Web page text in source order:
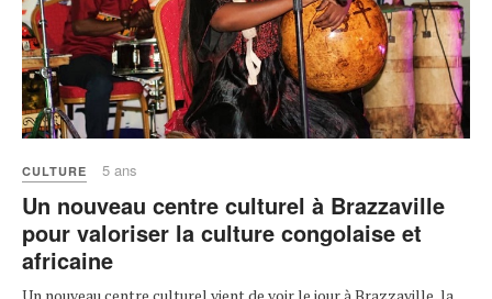
CULTURE 5 ans
Un nouveau centre culturel à Brazzaville
pour valoriser la culture congolaise et
africaine